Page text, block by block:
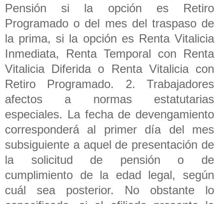
Pensión si la opción es Retiro
Programado o del mes del traspaso de
la prima, si la opción es Renta Vitalicia
Inmediata, Renta Temporal con Renta
Vitalicia Diferida o Renta Vitalicia con
Retiro Programado. 2. Trabajadores
afectos a normas estatutarias
especiales. La fecha de devengamiento
corresponderá al primer día del mes
subsiguiente a aquel de presentación de
la solicitud de pensión o de
cumplimiento de la edad legal, según
cuál sea posterior. No obstante lo